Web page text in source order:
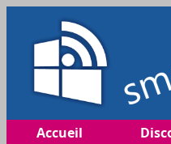
Accueil